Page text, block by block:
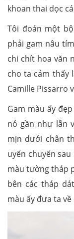
khoan thai dọc
Tôi đoán một
phải gam nâu
chi chít hoa văn
cho ta cảm thấy
Camille Pissarro
Gam màu ấy
nó gần như lẫn
mịn dưới chân
uyển chuyển
màu tường tháp
bên các tháp
màu ấy đưa ta về